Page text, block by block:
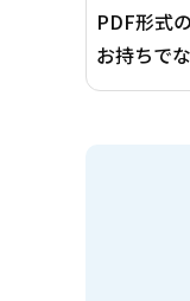
PDF形式
お持ちで